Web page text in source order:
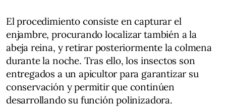
El procedimiento consiste en capturar el
enjambre, procurando localizar también a la
abeja reina, y retirar posteriormente la colmena
durante la noche. Tras ello, los insectos son
entregados a un apicultor para garantizar su
conservación y permitir que continúen
desarrollando su función polinizadora.